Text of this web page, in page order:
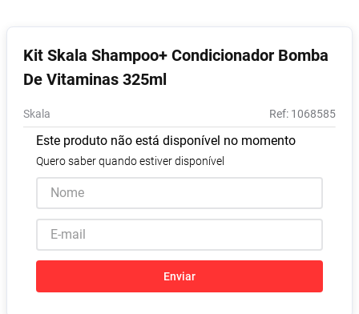
Kit Skala Shampoo+ Condicionador Bomba
De Vitaminas 325ml
Skala : 1068585
Este produto não está disponível no momento
Quero saber quando estiver disponível
Enviar
6º Shampoo
7º Desodorante
8
9º Absorvente
10º Lavitan